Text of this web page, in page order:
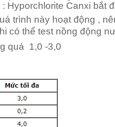
Hyporchlorite Canxi bắt
trình này hoạt động ,
có thể test nồng động
quá 1,0 -3,0